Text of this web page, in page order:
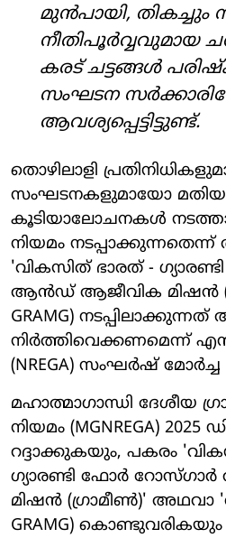
മുൻപായി, തികച്ചും
നീതിപൂർവ്വവുമായ
കരട് ചട്ടങ്ങൾ
സംഘടന
ആവശ്യപ്പെട്ടിട്ടുണ്ട്.
തൊഴിലാളി
സംഘടനകളുമായോ
കൂടിയാലോചനകൾ
നിയമം
'വികസിത് ഭാരത് -
ആൻഡ് ആജീവിക മിഷൻ
GRAMG)
നിർത്തിവെക്കണമെന്ന്
(NREGA) സംഘർഷ്
മഹാത്മാഗാന്ധി ദേശീയ
നിയമം (MGNREGA)
റദ്ദാക്കുകയും, പകരം
ഗ്യാരണ്ടി ഫോർ
മിഷൻ (ഗ്രാമീൺ)' അഥവാ
GRAMG)